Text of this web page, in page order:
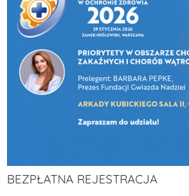
BEZPŁATNA REJESTRACJA